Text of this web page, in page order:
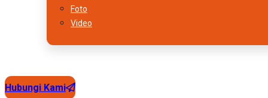
Foto
Video
Hubungi Kami